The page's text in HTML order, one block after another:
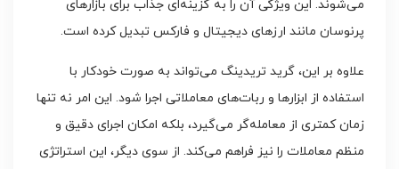
می‌شوند. این ویژگی آن را به گزینه‌ای جذاب برای بازارهای
پرنوسان مانند ارزهای دیجیتال و فارکس تبدیل کرده است.
علاوه بر این، گرید تریدینگ می‌تواند به صورت خودکار با
استفاده از ابزارها و ربات‌های معاملاتی اجرا شود. این امر نه تنها
زمان کمتری از معامله‌گر می‌گیرد، بلکه امکان اجرای دقیق و
منظم معاملات را نیز فراهم می‌کند. از سوی دیگر، این استراتژی